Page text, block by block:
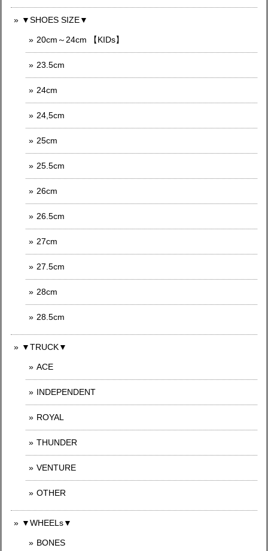
▼SHOES SIZE▼
20cm～24cm 【KIDs】
23.5cm
24cm
24,5cm
25cm
25.5cm
26cm
26.5cm
27cm
27.5cm
28cm
28.5cm
▼TRUCK▼
ACE
INDEPENDENT
ROYAL
THUNDER
VENTURE
OTHER
▼WHEELs▼
BONES